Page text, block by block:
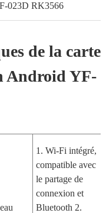
023D RK3566
de la carte
Android YF-
1. Wi-Fi intégré,
compatible avec
le partage de
connexion et
Bluetooth 2.